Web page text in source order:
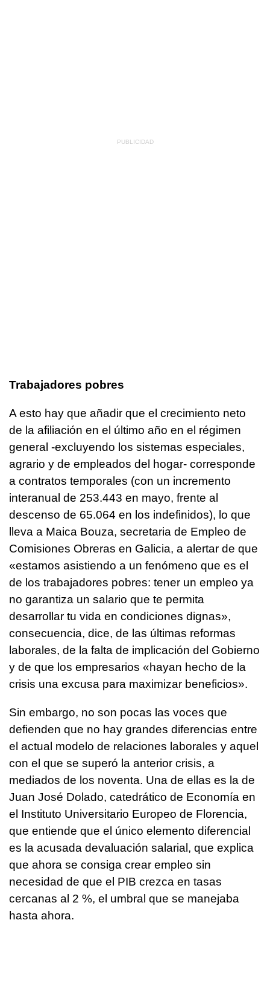
Trabajadores pobres
A esto hay que añadir que el crecimiento neto
de la afiliación en el último año en el régimen
general -excluyendo los sistemas especiales,
agrario y de empleados del hogar- corresponde
a contratos temporales (con un incremento
interanual de 253.443 en mayo, frente al
descenso de 65.064 en los indefinidos), lo que
lleva a Maica Bouza, secretaria de Empleo de
Comisiones Obreras en Galicia, a alertar de que
«estamos asistiendo a un fenómeno que es el
de los trabajadores pobres: tener un empleo ya
no garantiza un salario que te permita
desarrollar tu vida en condiciones dignas»,
consecuencia, dice, de las últimas reformas
laborales, de la falta de implicación del Gobierno
y de que los empresarios «hayan hecho de la
crisis una excusa para maximizar beneficios».
Sin embargo, no son pocas las voces que
defienden que no hay grandes diferencias entre
el actual modelo de relaciones laborales y aquel
con el que se superó la anterior crisis, a
mediados de los noventa. Una de ellas es la de
Juan José Dolado, catedrático de Economía en
el Instituto Universitario Europeo de Florencia,
que entiende que el único elemento diferencial
es la acusada devaluación salarial, que explica
que ahora se consiga crear empleo sin
necesidad de que el PIB crezca en tasas
cercanas al 2 %, el umbral que se manejaba
hasta ahora.